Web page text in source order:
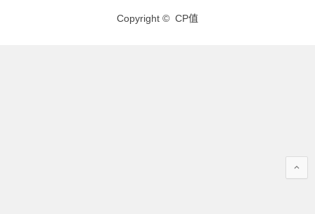
Copyright © CP值